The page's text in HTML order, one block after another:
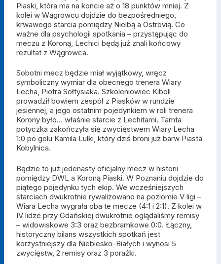
Piaski, która ma na koncie aż o 18 punktów mniej. Z
kolei w Wągrowcu dojdzie do bezpośredniego,
krwawego starcia pomiędzy Nielbą a Ostrovią. Co
ważne dla psychologii spotkania – przystępując do
meczu z Koroną, Lechici będą już znali końcowy
rezultat z Wągrowca.
Sobotni mecz będzie miał wyjątkowy, wręcz
symboliczny wymiar dla obecnego trenera Wiary
Lecha, Piotra Sołtysiaka. Szkoleniowiec Kiboli
prowadził bowiem zespół z Piasków w rundzie
jesiennej, a jego ostatnim pojedynkiem w roli trenera
Korony było… właśnie starcie z Lechitami. Tamta
potyczka zakończyła się zwycięstwem Wiary Lecha
1:0 po golu Kamila Lulki, który dziś broni już barw Piasta
Kobylnica.
Będzie to już jedenasty oficjalny mecz w historii
pomiędzy DWL a Koroną Piaski. W Poznaniu dojdzie do
piątego pojedynku tych ekip. We wcześniejszych
starciach dwukrotnie rywalizowano na poziomie V ligi –
Wiara Lecha wygrała oba te mecze (4:1 i 2:1). Z kolei w
IV lidze przy Gdańskiej dwukrotnie oglądaliśmy remisy
– widowiskowe 3:3 oraz bezbramkowe 0:0. Łączny,
historyczny bilans wszystkich spotkań jest
korzystniejszy dla Niebiesko-Białych i wynosi 5
zwycięstw, 2 remisy oraz 3 porażki.